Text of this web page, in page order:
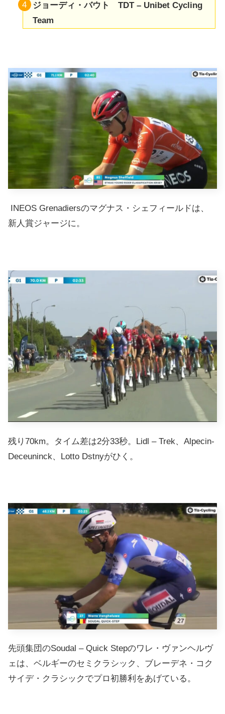
ジョーディ・バウト TDT – Unibet Cycling
Team
INEOS Grenadiersのマグナス・シェフィールドは、
新人賞ジャージに。
残り70km。タイム差は2分33秒。Lidl – Trek、Alpecin-
Deceuninck、Lotto Dstnyがひく。
先頭集団のSoudal – Quick Stepのワレ・ヴァンヘルヴ
ェは、ベルギーのセミクラシック、ブレーデネ・コク
サイデ・クラシックでプロ初勝利をあげている。